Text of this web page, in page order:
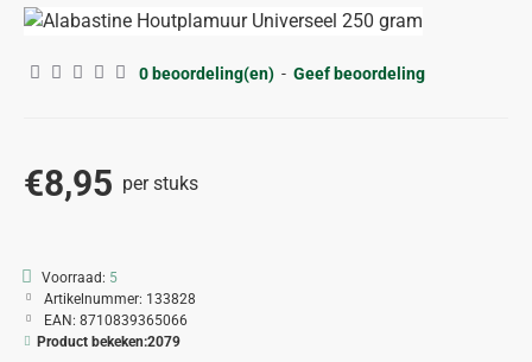
0 beoordeling(en) - Geef beoordeling
€8,95 per stuks
Voorraad: 5
Artikelnummer: 133828
EAN: 8710839365066
Product bekeken:2079